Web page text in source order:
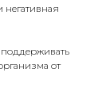
негативная
от